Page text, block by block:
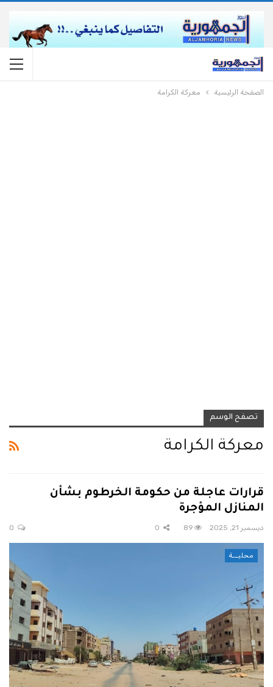
الصفحة الرئيسية معركة الكرامة
تصفح الوسم
معركة الكرامة
قرارات عاجلة من حكومة الخرطوم بشأن
المنازل المؤجرة
ديسمبر 21, 2025 89
محليـــة